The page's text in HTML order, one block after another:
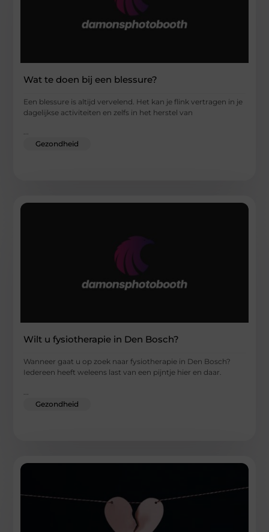
Wat te doen bij een blessure?
Een blessure is altijd vervelend. Het kan je flink vertragen in je
dagelijkse activiteiten en zelfs in het herstel van
...
Gezondheid
Wilt u fysiotherapie in Den Bosch?
Wanneer gaat u op zoek naar fysiotherapie in Den Bosch?
Iedereen heeft weleens last van een pijntje hier en daar.
Gezondheid